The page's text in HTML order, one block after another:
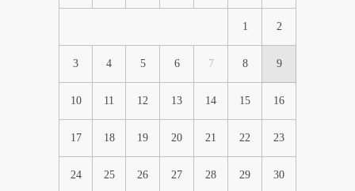
1 2
3 4 5 6 7 8 9
10 11 12 13 14 15 16
17 18 19 20 21 22 23
24 25 26 27 28 29 30